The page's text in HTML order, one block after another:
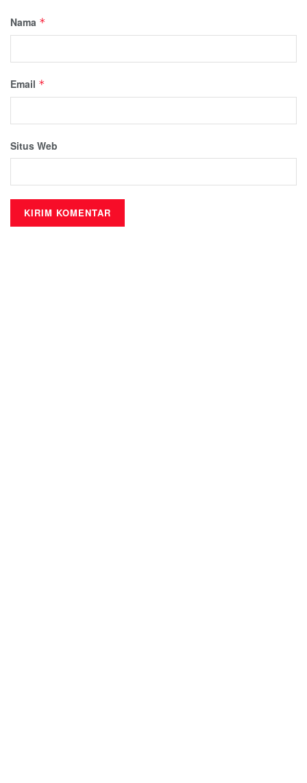
Nama *
Email *
Situs Web